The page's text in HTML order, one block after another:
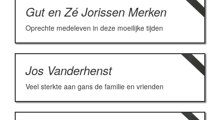
Gut en Zé Jorissen Merken
Oprechte medeleven in deze moeilijke tijden
Jos Vanderhenst
Veel sterkte aan gans de familie en vrienden